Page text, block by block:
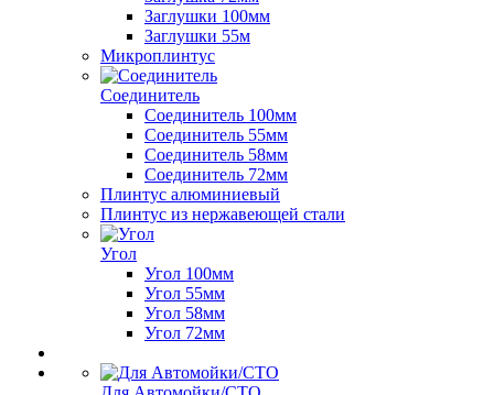
Заглушки 100мм
Заглушки 55м
Микроплинтус
Соединитель
Соединитель 100мм
Соединитель 55мм
Соединитель 58мм
Соединитель 72мм
Плинтус алюминиевый
Плинтус из нержавеющей стали
Угол
Угол 100мм
Угол 55мм
Угол 58мм
Угол 72мм